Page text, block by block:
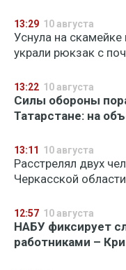
13:29 10 августа
Уснула на
украли рюкзак с
13:22 10 августа
Силы обороны
Татарстане: на
13:11 10 августа
Расстрелял двух
Черкасской
12:57 10 августа
НАБУ фиксирует
работниками –